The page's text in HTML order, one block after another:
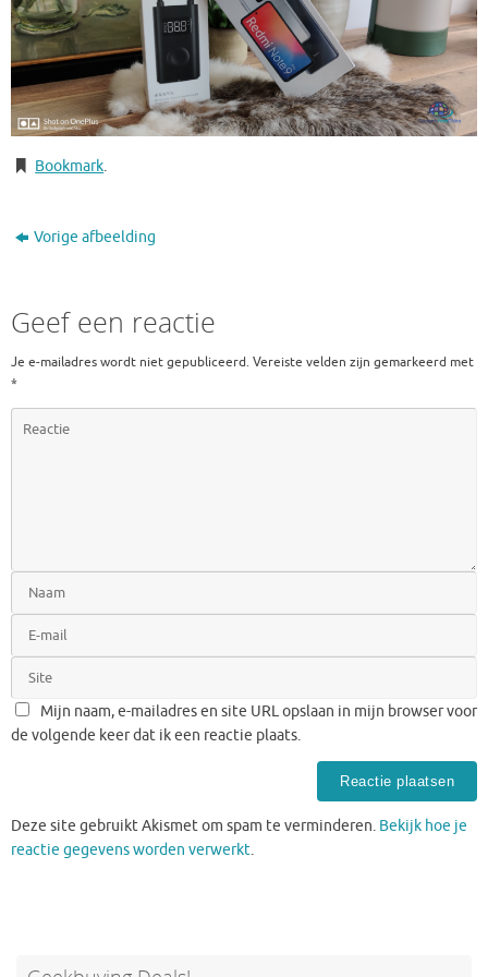
Bookmark.
Vorige afbeelding
Geef een reactie
Je e-mailadres wordt niet gepubliceerd. Vereiste velden zijn gemarkeerd met
*
Mijn naam, e-mailadres en site URL opslaan in mijn browser voor
de volgende keer dat ik een reactie plaats.
Deze site gebruikt Akismet om spam te verminderen. Bekijk hoe je
reactie gegevens worden verwerkt.